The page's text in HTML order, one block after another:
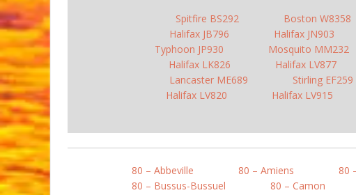
Spitfire BS292 Boston W8358
Halifax JB796
Halifax JN903
Typhoon JP930
Mosquito MM232
Halifax LK826
Halifax LV877
Lancaster ME689
Stirling EF259
Halifax LV820
Halifax LV915
80 – Abbeville 80 – Amiens 80
80 – Bussus-Bussuel
80 – Camon